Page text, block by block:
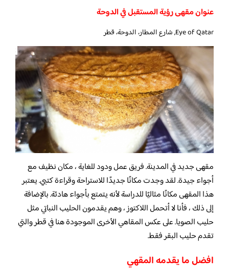
عنوان مقهى رؤية المستقبل في الدوحة
Eye of Qatar, شارع المطار، الدوحة، قطر
مقهى جديد في المدينة. فريق عمل ودود للغاية ، مكان نظيف مع
أجواء جيدة. لقد وجدت مكانًا جديدًا للاستراحة وقراءة كتبي. يعتبر
هذا المقهى مكانًا مثاليًا للدراسة لأنه يتمتع بأجواء هادئة. بالإضافة
إلى ذلك ، فأنا لا أتحمل اللاكتوز ، وهم يقدمون الحليب النباتي مثل
حليب الصويا. على عكس المقاهي الأخرى الموجودة هنا في قطر والتي
تقدم حليب البقر فقط.
افضل ما يقدمه المقهي